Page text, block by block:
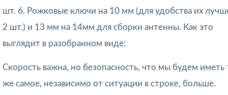
шт. 6. Рожковые ключи на 10 мм (для удобства их
2 шт.) и 13 мм на 14мм для сборки антенны. Как это
выглядит в разобранном виде:
Скорость важна, но безопасность, что мы будем иметь
же самое, независимо от ситуации в строке, больше.